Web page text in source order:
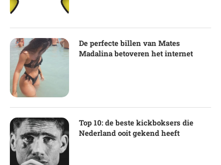
De perfecte billen van Mates
Madalina betoveren het internet
Top 10: de beste kickboksers die
Nederland ooit gekend heeft